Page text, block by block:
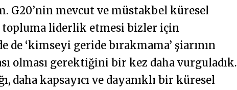
G20’nin mevcut ve müstakbel küresel
topluma liderlik etmesi bizler için
‘kimseyi geride bırakmama’ şiarının
olması gerektiğini bir kez daha vurguladık.
daha kapsayıcı ve dayanıklı bir küresel